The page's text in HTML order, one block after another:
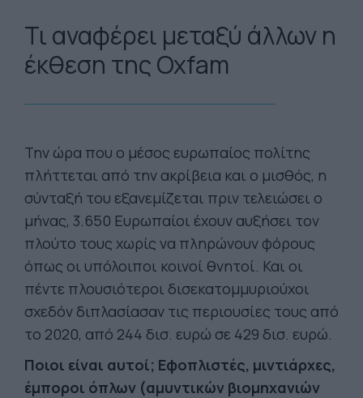
Τι αναφέρει μεταξύ άλλων η
έκθεση της Oxfam
Την ώρα που ο μέσος ευρωπαίος πολίτης
πλήττεται από την ακρίβεια και ο μισθός, η
σύνταξή του εξανεμίζεται πριν τελειώσει ο
μήνας, 3.650 Ευρωπαίοι έχουν αυξήσει τον
πλούτο τους χωρίς να πληρώνουν φόρους
όπως οι υπόλοιποι κοινοί θνητοί. Και οι
πέντε πλουσιότεροι δισεκατομμυριούχοι
σχεδόν διπλασίασαν τις περιουσίες τους από
το 2020, από 244 δισ. ευρώ σε 429 δισ. ευρώ.
Ποιοι είναι αυτοί; Εφοπλιστές, μιντιάρχες,
έμποροι όπλων (αμυντικών βιομηχανιών